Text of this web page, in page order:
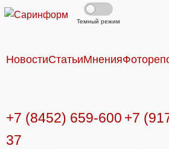
Темный режим
НовостиСтатьиМнения
+7 (8452) 659-600 +7
37